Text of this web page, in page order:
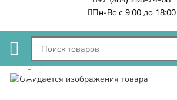
Пн-Вс с 9:00 до 18:00
Нажмите, чтобы увеличить